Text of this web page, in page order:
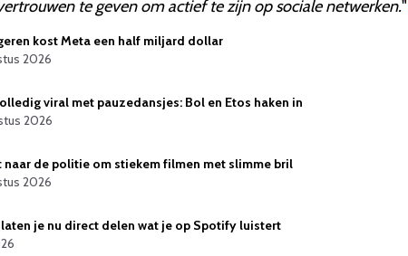
te geven om actief te zijn op sociale netwerken."
kost Meta een half miljard dollar
2026
viral met pauzedansjes: Bol en Etos haken in
2026
naar de politie om stiekem filmen met slimme bril
2026
laten je nu direct delen wat je op Spotify luistert